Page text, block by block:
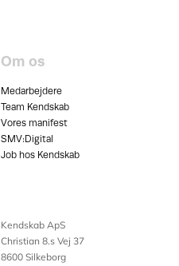
Om os
Medarbejdere
Team Kendskab
Vores manifest
SMV:Digital
Job hos Kendskab
Kendskab ApS
Christian 8.s Vej 37
8600 Silkeborg